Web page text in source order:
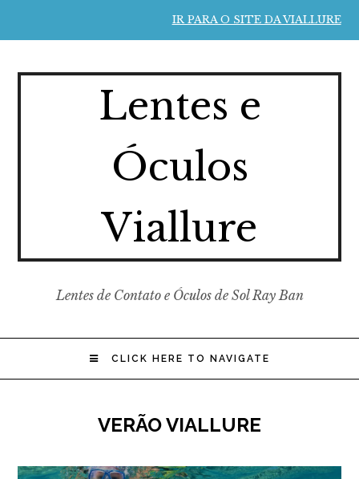
IR PARA O SITE DA VIALLURE
Lentes e
Óculos
Viallure
Lentes de Contato e Óculos de Sol Ray Ban
CLICK HERE TO NAVIGATE
VERÃO VIALLURE